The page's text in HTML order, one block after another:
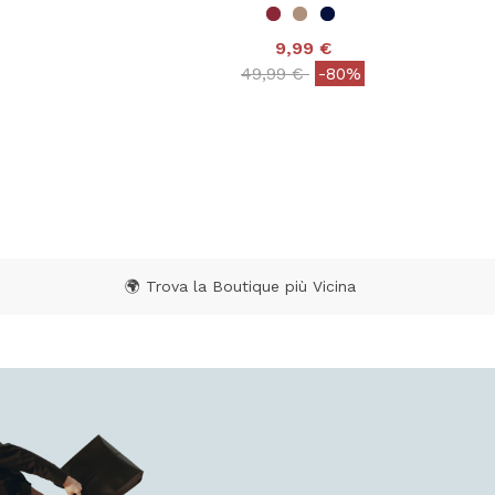
9,99 €
Price reduced from
49,99 €to-80%
🌍 Trova la Boutique più Vicina